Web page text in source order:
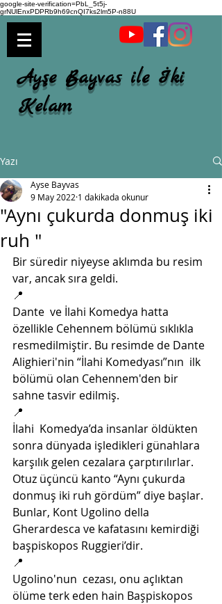
google-site-verification=PbL_5t5j-
grNUlEnxPDPRb9h69cnQI7ks2lm5P-n88U
Ayşe Bayvas ile İki
Kelam
Yazı
"Aynı çukurda donmuş iki
ruh "
Ayse Bayvas
9 May 2022 1 dakikada okunur
Bir süredir niyeyse aklımda bu resim
var, ancak sıra geldi.
📍
Dante  ve İlahi Komedya hatta
özellikle Cehennem bölümü sıklıkla
resmedilmiştir. Bu resimde de Dante
Alighieri'nin “İlahi Komedyası”nın  ilk
bölümü olan Cehennem'den bir
sahne tasvir edilmiş.
📍
İlahi  Komedya’da insanlar öldükten
sonra dünyada işledikleri günahlara
karşılık gelen cezalara çarptırılırlar.
Otuz üçüncü kanto “Aynı çukurda
donmuş iki ruh gördüm” diye başlar.
Bunlar, Kont Ugolino della
Gherardesca ve kafatasını kemirdiği
başpiskopos Ruggieri’dir.
📍
Ugolino'nun  cezası, onu açlıktan
ölüme terk eden hain Başpiskopos